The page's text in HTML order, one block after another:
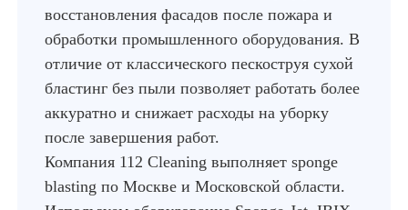
восстановления фасадов после пожара и
обработки промышленного оборудования. В
отличие от классического пескоструя сухой
бластинг без пыли позволяет работать более
аккуратно и снижает расходы на уборку
после завершения работ.
Компания 112 Cleaning выполняет sponge
blasting по Москве и Московской области.